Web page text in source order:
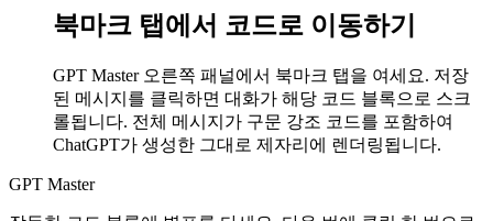
북마크 탭에서 코드로 이동하기
GPT Master 오른쪽 패널에서 북마크 탭을 여세요. 저장
된 메시지를 클릭하면 대화가 해당 코드 블록으로 스크
롤됩니다. 전체 메시지가 구문 강조 코드를 포함하여
ChatGPT가 생성한 그대로 제자리에 렌더링됩니다.
GPT Master